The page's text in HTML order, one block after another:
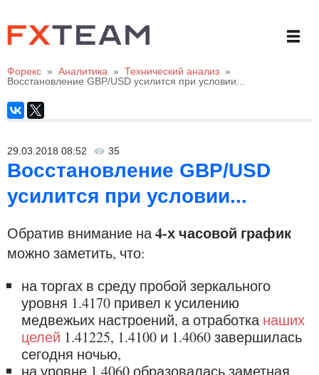
Форекс » Аналитика » Технический анализ »
Восстановление GBP/USD усилится при условии...
29.03.2018 08:52 35
Восстановление GBP/USD
усилится при условии...
Обратив внимание на4-х часовой график
можно заметить, что:
на торгах в среду пробой зеркального
уровня 1.4170 привел к усилению
медвежьих настроений, а отработка наших
целей 1.41225, 1.4100 и 1.4060 завершилась
сегодня ночью,